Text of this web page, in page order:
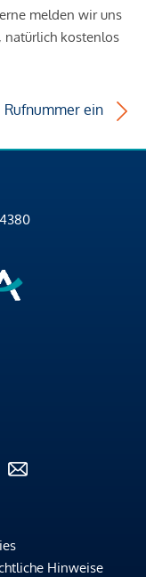
melden wir uns
natürlich kostenlos
Rufnummer ein
Hinweise